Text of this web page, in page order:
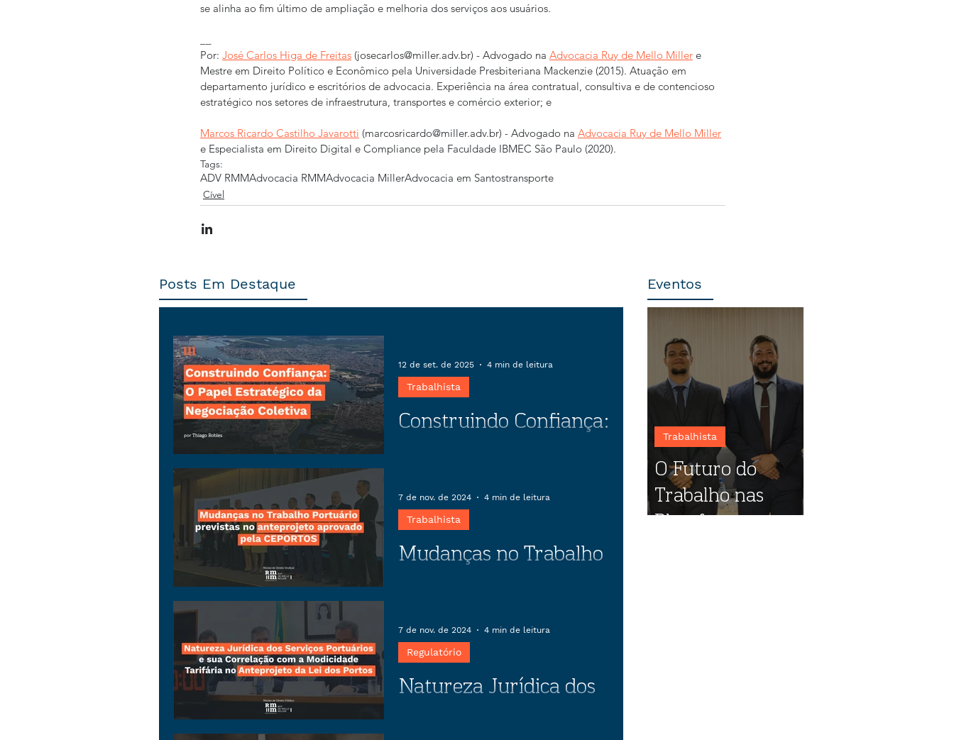
se alinha ao fim último de ampliação e melhoria dos serviços aos usuários.
Por: José Carlos Higa de Freitas (josecarlos@miller.adv.br) - Advogado na Advocacia Ruy de Mello Miller e
Mestre em Direito Político e Econômico pela Universidade Presbiteriana Mackenzie (2015). Atuação em
departamento jurídico e escritórios de advocacia. Experiência na área contratual, consultiva e de contencioso
estratégico nos setores de infraestrutura, transportes e comércio exterior; e
Marcos Ricardo Castilho Javarotti (marcosricardo@miller.adv.br) - Advogado na Advocacia Ruy de Mello Miller
e Especialista em Direito Digital e Compliance pela Faculdade IBMEC São Paulo (2020).
Tags:
ADV RMMAdvocacia RMMAdvocacia MillerAdvocacia em Santostransporte
Cível
Posts Em Destaque
Construindo Confiança:
em negociações coletivas pode
transformar conflitos em
oportunidades, garantindo estabilidade
empresarial e benefícios para
trabalhadores.
Trabalhista
12 de set. de 2025 4 min de leitura
Mudanças no Trabalho
pela CEPORTOS
Portuário previstas no anteprojeto
aprovado pela CEPORTOS
Trabalhista
7 de nov. de 2024 4 min de leitura
Natureza Jurídica dos
Regulatório
7 de nov. de 2024 4 min de leitura
Eventos
O Futuro do
Trabalho nas
Plataformas
Trabalhista